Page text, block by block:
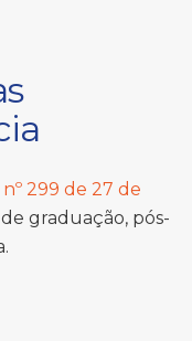
299 de 27 de
graduação, pós-